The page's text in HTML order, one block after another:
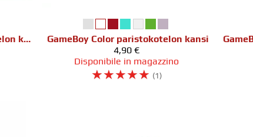
GameBoy Advance paristokotelon kansi
GameBoy Color paristokotelon kansi
4,90 €
Disponibile in magazzino
☆☆☆☆☆ (1)